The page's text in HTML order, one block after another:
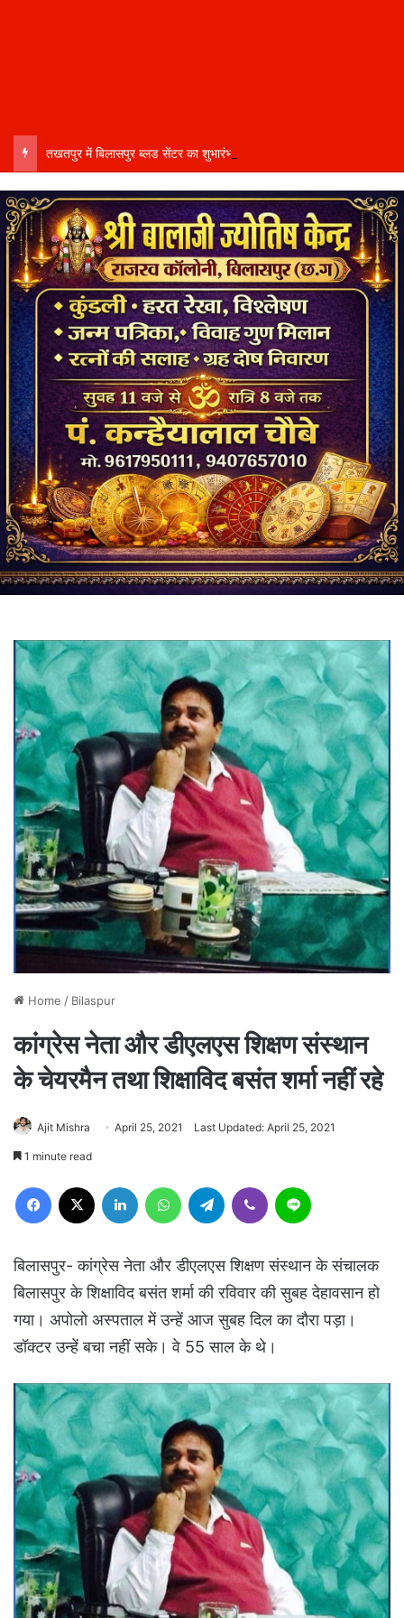
Home / Bilaspur
कांग्रेस नेता और डीएलएस शिक्षण संस्थान
के चेयरमैन तथा शिक्षाविद बसंत शर्मा नहीं रहे
Ajit Mishra April 25, 2021 Last Updated: April 25, 2021
1 minute read
Facebook LinkedIn WhatsAppTelegram Viber
बिलासपुर- कांग्रेस नेता और डीएलएस शिक्षण संस्थान के संचालक
बिलासपुर के शिक्षाविद बसंत शर्मा की रविवार की सुबह देहावसान हो
गया। अपोलो अस्पताल में उन्हें आज सुबह दिल का दौरा पड़ा।
डॉक्टर उन्हें बचा नहीं सके। वे 55 साल के थे।